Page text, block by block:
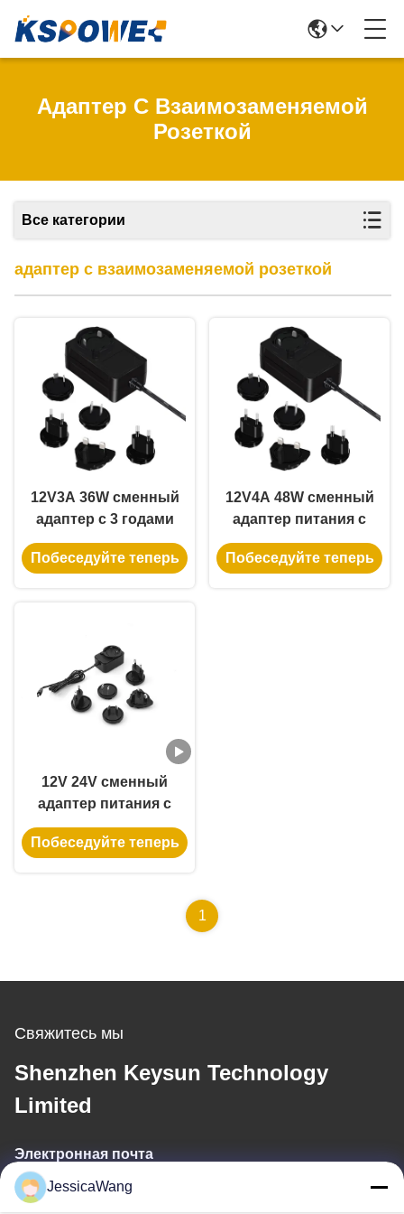
Адаптер С Взаимозаменяемой
Розеткой
Все категории
адаптер с взаимозаменяемой розеткой
12V3A 36W сменный
адаптер с 3 годами
гарантии
Побеседуйте теперь
12V4A 48W сменный
адаптер питания с
несколькими
сертификациями и
Побеседуйте теперь
12V 24V сменный
адаптер питания с
несколькими
розетками
Побеседуйте теперь
1
Свяжитесь мы
Shenzhen Keysun Technology
Limited
Электронная почта
power06@szzhpower.com
JessicaWang